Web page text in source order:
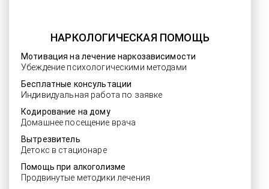
НАРКОЛОГИЧЕСКАЯ ПОМОЩЬ
Мотивация на лечение наркозависимости
Убеждение психологическими методами
Бесплатные консультации
Индивидуальная работа по заявке
Кодирование на дому
Домашнее посещение врача
Вытрезвитель
Детокс в стационаре
Помощь при алкоголизме
Продвинутые методики лечения